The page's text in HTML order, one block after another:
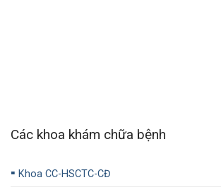
Các khoa khám chữa bệnh
▪️ Khoa CC-HSCTC-CĐ